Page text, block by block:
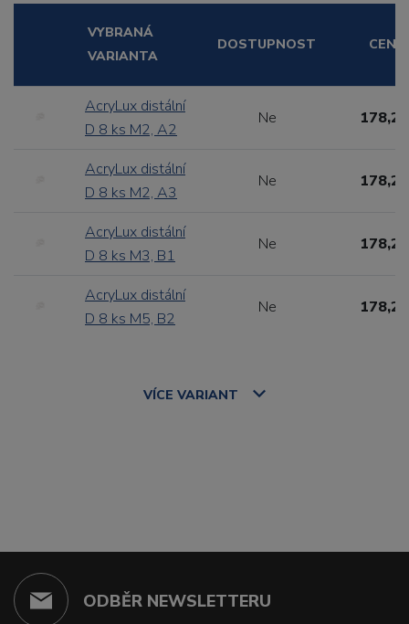
VYBRANÁ
VARIANTA
DOSTUPNOST CENA
AcryLux distální
D 8 ks M2, A2
Ne
AcryLux distální
D 8 ks M2, A3
Ne
AcryLux distální
D 8 ks M3, B1
Ne
AcryLux distální
D 8 ks M5, B2
Ne
VÍCE VARIANT
ODBĚR NEWSLETTERU